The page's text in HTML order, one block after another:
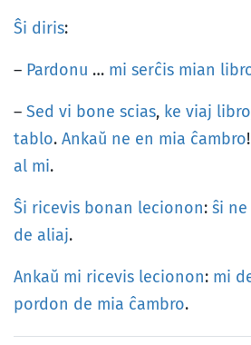
Ŝi diris:
– Pardonu … mi serĉis mian
– Sed vi bone scias, ke viaj
tablo. Ankaŭ ne en mia ĉambro!
al mi.
Ŝi ricevis bonan lecionon: ŝi ne
de aliaj.
Ankaŭ mi ricevis lecionon: mi
pordon de mia ĉambro.